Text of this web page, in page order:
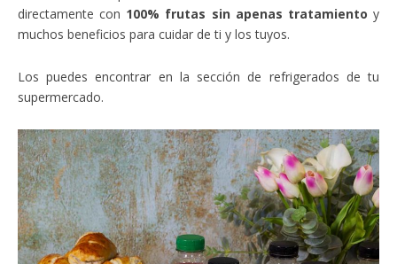
directamente con 100% frutas sin apenas tratamiento y
muchos beneficios para cuidar de ti y los tuyos.
Los puedes encontrar en la sección de refrigerados de tu
supermercado.